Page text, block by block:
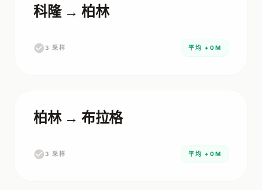
科隆 → 柏林
3 采样 平均 +0M
柏林 → 布拉格
3 采样 平均 +0M